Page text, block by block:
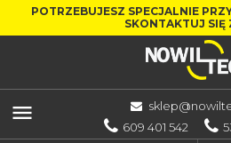
POTRZEBUJESZ SPECJALNIE
SKONTAKTUJ SIĘ
menu
609 401 542